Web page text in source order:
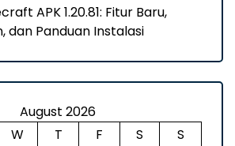
APK 1.20.81: Fitur Baru,
dan Panduan Instalasi
August 2026
W T F S
S